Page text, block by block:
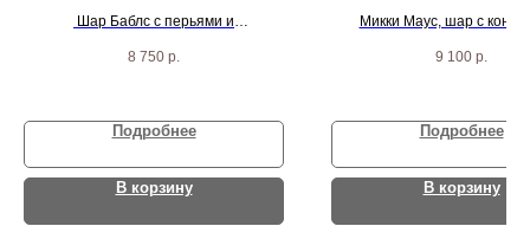
Шар Баблс с перьями и
3 звезды и 13 шаров
8 750 р.
Подробнее
В корзину
Микки Маус, шар с
пастель шаров
9 100 р.
Подробнее
В корзину